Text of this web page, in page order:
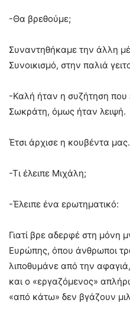
-Θα βρεθούμε;
Συναντηθήκαμε την άλλη
Συνοικισμό, στην παλιά
-Καλή ήταν η συζήτηση που
Σωκράτη, όμως ήταν λειψή.
Έτσι άρχισε η κουβέντα μας.
-Τι έλειπε Μιχάλη;
-Έλειπε ένα ερωτηματικό:
Γιατί βρε αδερφέ στη μόνη
Ευρώπης, όπου άνθρωποι
λιποθυμάνε από την
και ο «εργαζόμενος»
«από κάτω» δεν βγάζουν